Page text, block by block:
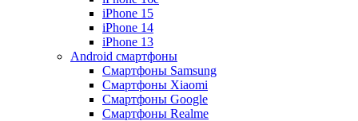
iPhone 15
iPhone 14
iPhone 13
Android cмартфоны
Смартфоны Samsung
Смартфоны Xiaomi
Смартфоны Google
Смартфоны Realme